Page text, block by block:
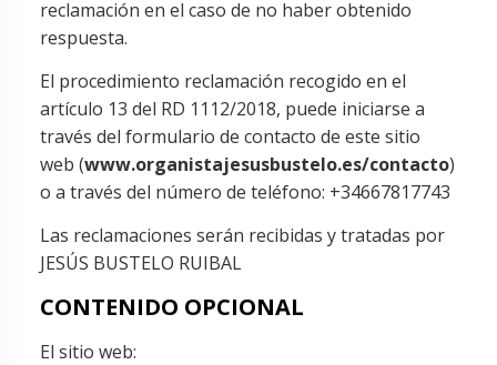
reclamación en el caso de no haber obtenido
respuesta.
El procedimiento reclamación recogido en el
artículo 13 del RD 1112/2018, puede iniciarse a
través del formulario de contacto de este sitio
web (www.organistajesusbustelo.es/contacto)
o a través del número de teléfono: +34667817743
Las reclamaciones serán recibidas y tratadas por
JESÚS BUSTELO RUIBAL
CONTENIDO OPCIONAL
El sitio web: